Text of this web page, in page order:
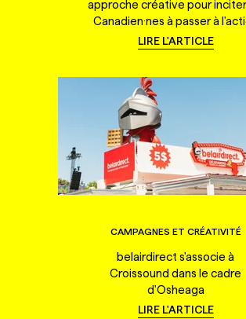
approche créative pour
Canadien·nes à passer à
LIRE L'ARTICLE
CAMPAGNES ET CRÉATIVITÉ
belairdirect s'associe à
Croissound dans le cadre
d'Osheaga
LIRE L'ARTICLE